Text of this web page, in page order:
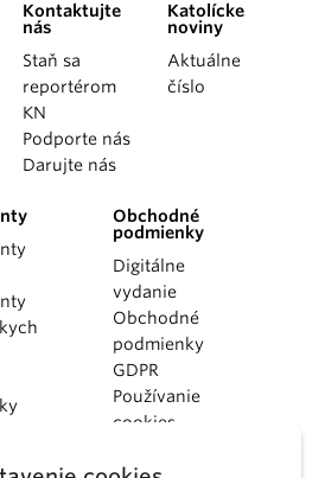
Kontaktujte
nás
Staň sa
reportérom
KN
Podporte nás
Darujte nás
Katolícke
noviny
Aktuálne
číslo
Obchodné
podmienky
Digitálne
vydanie
Obchodné
podmienky
GDPR
Používanie
cookies